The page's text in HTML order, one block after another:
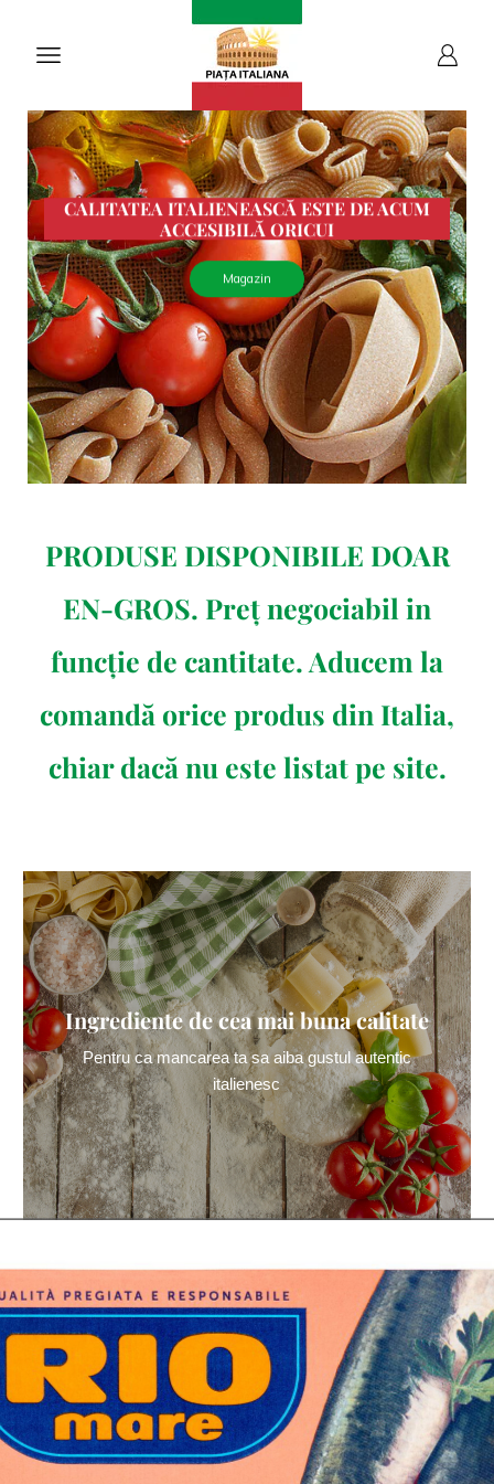
CALITATEA ITALIENEASCĂ ESTE DE ACUM
ACCESIBILĂ ORICUI
Magazin
PRODUSE DISPONIBILE DOAR
EN-GROS. Preț negociabil in
funcție de cantitate. Aducem la
comandă orice produs din Italia,
chiar dacă nu este listat pe site.
Ingrediente de cea mai buna calitate
Pentru ca mancarea ta sa aiba gustul autentic
italienesc